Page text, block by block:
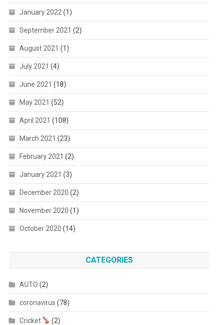
January 2022 (1)
September 2021 (2)
August 2021 (1)
July 2021 (4)
June 2021 (18)
May 2021 (52)
April 2021 (108)
March 2021 (23)
February 2021 (2)
January 2021 (3)
December 2020 (2)
November 2020 (1)
October 2020 (14)
CATEGORIES
AUTO (2)
coronavirus (78)
Cricket (2)